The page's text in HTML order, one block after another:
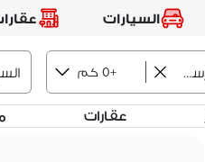
السيارات
جناكليس, الإسكندرية +0 كم
عقارات